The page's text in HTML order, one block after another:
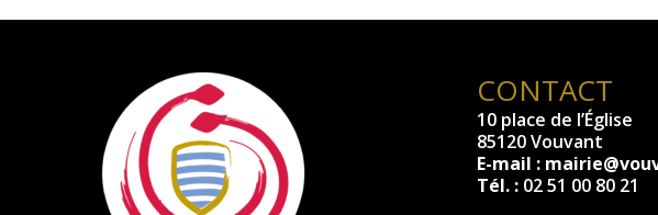
CONTACT
10 place de l’Église
85120 Vouvant
E-mail :
Tél. :02 51 00 80 21